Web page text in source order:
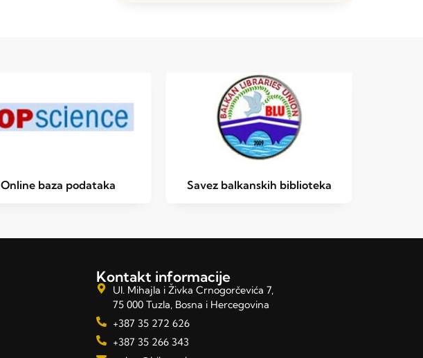
Online baza podataka Savez balkanskih biblioteka
Kontakt informacije
Ul. Mihajla i Živka Crnogorčevića 7,
75 000 Tuzla, Bosna i Hercegovina
+387 35 272 626
+387 35 266 343